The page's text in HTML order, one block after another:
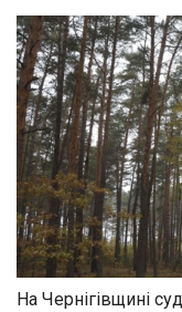
На Чернігівщині